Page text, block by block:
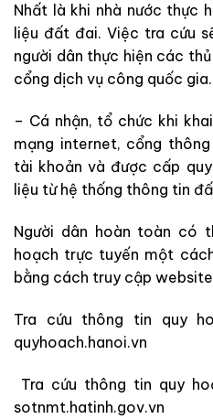
Nhất là khi nhà nước thực
liệu đất đai. Việc tra cứu
người dân thực hiện các
cổng dịch vụ công quốc gia.
– Cá nhận, tổ chức khi
mạng internet, cổng
tài khoản và được cấp
liệu từ hệ thống thông tin
Người dân hoàn toàn có
hoạch trực tuyến một
bằng cách truy cập website
Tra cứu thông tin quy
quyhoach.hanoi.vn
Tra cứu thông tin quy
sotnmt.hatinh.gov.vn